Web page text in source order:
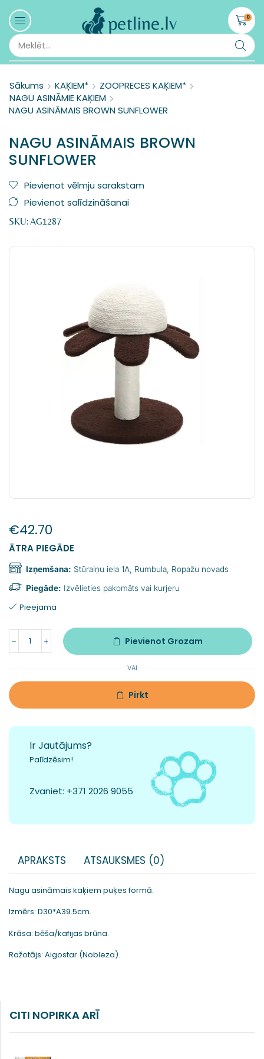
0
Sākums KAĶIEM*
ZOOPRECES KAĶIEM*
NAGU ASINĀMIE KAĶIEM
NAGU ASINĀMAIS BROWN SUNFLOWER
NAGU ASINĀMAIS BROWN
SUNFLOWER
Pievienot vēlmju sarakstam
Pievienot salīdzināšanai
SKU:AG1287
€42.70
ĀTRA PIEGĀDE
Izņemšana: Stūraiņu iela 1A, Rumbula, Ropažu novads
Piegāde: Izvēlieties pakomāts vai kurjeru
Pieejama
Pievienot Grozam
VAI
Pirkt
Ir Jautājums?
Palīdzēsim!
Zvaniet: +371 2026 9055
APRAKSTS ATSAUKSMES (0)
Nagu asināmais kaķiem puķes formā.
Izmērs: D30*A39.5cm.
Krāsa: bēša/kafijas brūna.
Ražotājs: Aigostar (Nobleza).
CITI NOPIRKA ARĪ